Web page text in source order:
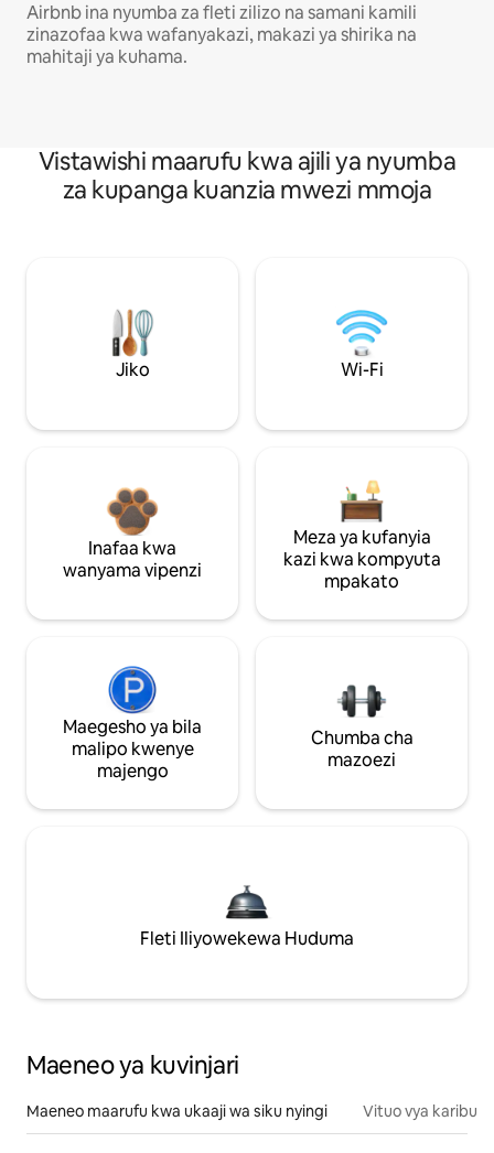
Airbnb ina nyumba za fleti zilizo na samani kamili
zinazofaa kwa wafanyakazi, makazi ya shirika na
mahitaji ya kuhama.
Vistawishi maarufu kwa ajili ya nyumba
za kupanga kuanzia mwezi mmoja
Jiko Wi-Fi
Inafaa kwa
wanyama vipenzi
Meza ya kufanyia
kazi kwa kompyuta
mpakato
Maegesho ya bila
malipo kwenye
majengo
Chumba cha
mazoezi
Fleti Iliyowekewa Huduma
Maeneo ya kuvinjari
Maeneo maarufu kwa ukaaji wa siku nyingi Vituo vya karibu